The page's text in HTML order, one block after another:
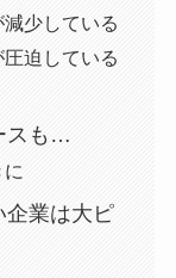
少している
迫している
スも…
企業は大ピ